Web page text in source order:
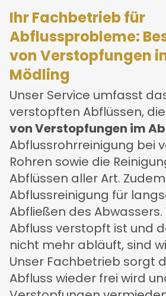
Ihr Fachbetrieb für
Abflussprobleme:
von Verstopfungen
Mödling
Unser Service umfasst
verstopften Abflüssen, die
von Verstopfungen im
Abflussrohrreinigung bei
Rohren sowie die
Abflüssen aller Art.
Abflussreinigung für
Abfließen des
Abfluss verstopft ist und
nicht mehr abläuft, sind
Unser Fachbetrieb sorgt
Abfluss wieder frei wird